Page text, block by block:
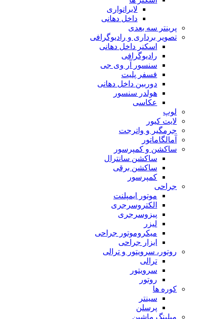
لابراتواری
داخل دهانی
پرینتر سه بعدی
تصویر برداری و رادیوگرافی
اسکنر داخل دهانی
رادیوگرافی
سنسور آر وی جی
فسفر پلیت
دوربین داخل دهانی
هولدر سنسور
عکاسی
لوپ
لایت کیور
جرمگیر و واترجت
آمالگاماتور
ساکشن و کمپرسور
ساکشن سانترال
ساکشن برقی
کمپرسور
جراحی
موتور ایمپلنت
الکتروسرجری
پیزوسرجری
لیزر
میکروموتور جراحی
ابزار جراحی
روتور، سرویتور و ترالی
ترالی
سرویتور
روتور
کوره ها
سینتر
پرسلن
میلینگ ماشین